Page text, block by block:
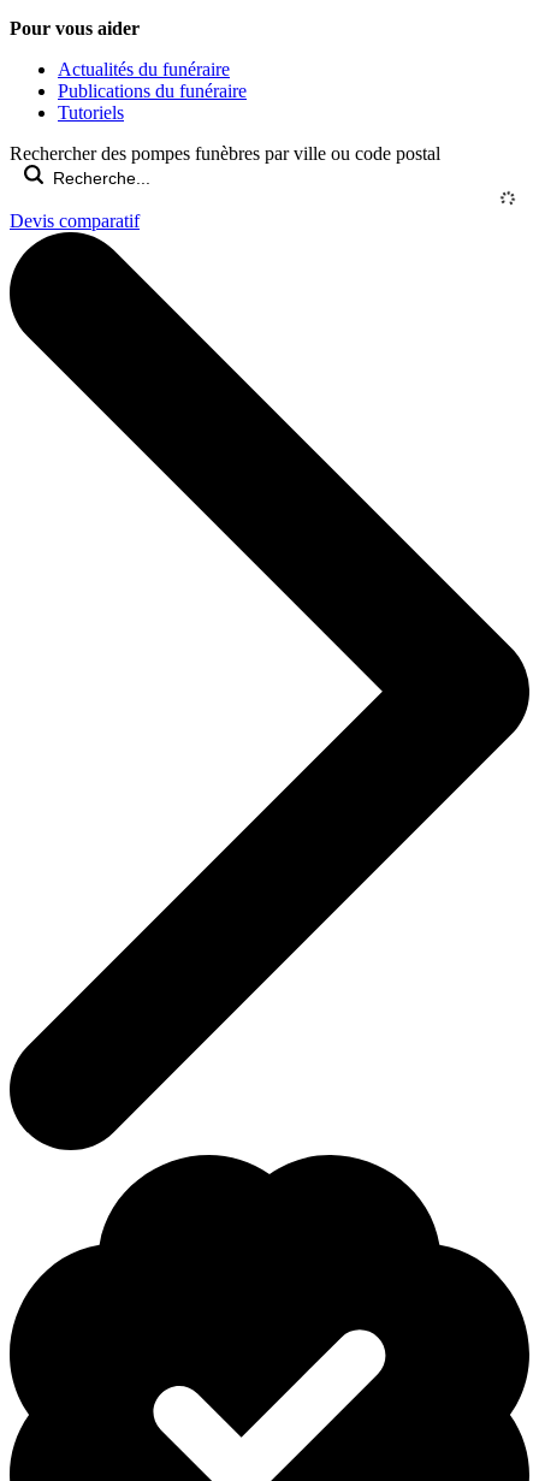
Pour vous aider
Actualités du funéraire
Publications du funéraire
Tutoriels
Rechercher des pompes funèbres par ville ou code postal
Devis comparatif